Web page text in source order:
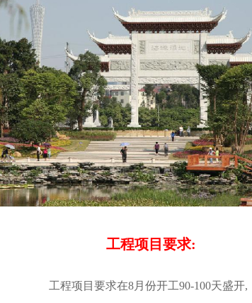
工程项目要求:
工程项目要求在8月份开工90-100天盛开,